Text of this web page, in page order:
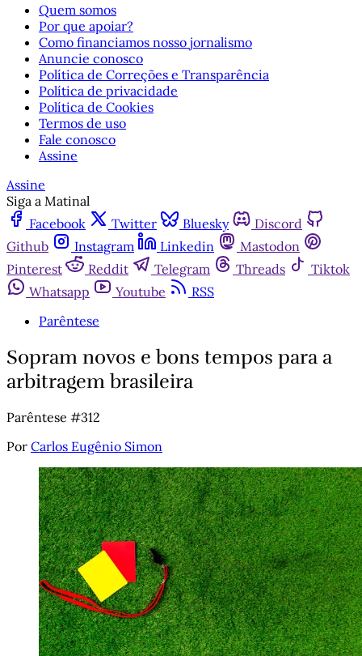
Quem somos
Por que apoiar?
Como financiamos nosso jornalismo
Anuncie conosco
Política de Correções e Transparência
Política de privacidade
Política de Cookies
Termos de uso
Fale conosco
Assine
Assine
Siga a Matinal
Facebook
Twitter Bluesky
Discord
Github
Instagram Linkedin
Mastodon
Pinterest
Reddit Telegram Threads
Tiktok
Whatsapp
Youtube
RSS
Parêntese
Sopram novos e bons tempos para a
arbitragem brasileira
Parêntese #312
Por Carlos Eugênio Simon